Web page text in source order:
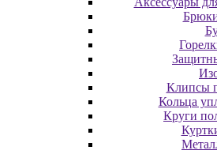
Клипсы
Кольца
Круги